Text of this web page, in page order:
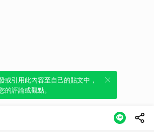
引用此內容，透過發布貼
人立場。
或引用此內容至自己的貼文中，
的評論或觀點。